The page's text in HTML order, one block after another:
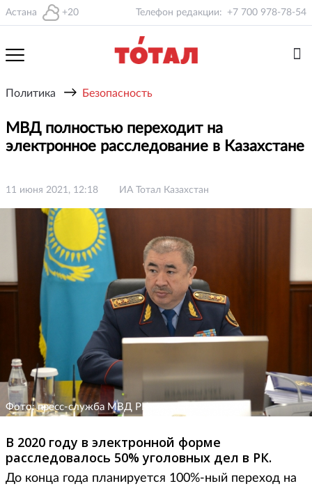
Астана +20 Телефон редакции: +7 700 978-78-54
Политика → Безопасность
МВД полностью переходит на
электронное расследование в Казахстане
11 июня 2021, 12:18 ИА Тотал Казахстан
Фото: пресс-служба МВД РК
В 2020 году в электронной форме
расследовалось 50% уголовных дел в РК.
До конца года планируется 100%-ный переход на